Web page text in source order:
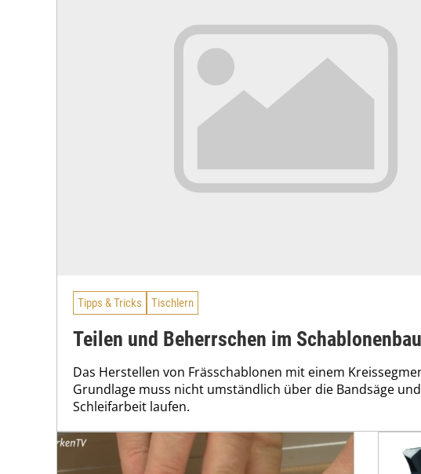
Tipps & Tricks Tischlern
Teilen und Beherrschen im Schablonenbau
Das Herstellen von Frässchablonen mit einem
Grundlage muss nicht umständlich über die Bandsäge
Schleifarbeit laufen.